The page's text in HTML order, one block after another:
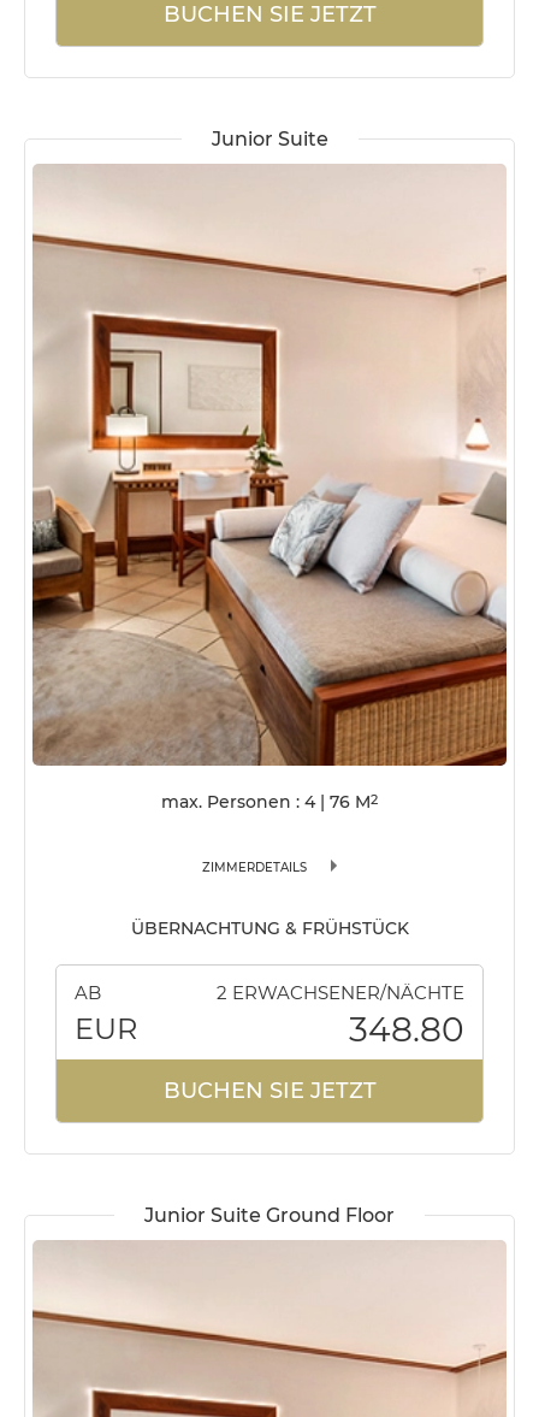
BUCHEN SIE JETZT
Junior Suite
max. Personen : 4 76 M2
ZIMMERDETAILS
ÜBERNACHTUNG & FRÜHSTÜCK
AB 2 ERWACHSENER/NÄCHTE
EUR 348.80
BUCHEN SIE JETZT
Junior Suite Ground Floor